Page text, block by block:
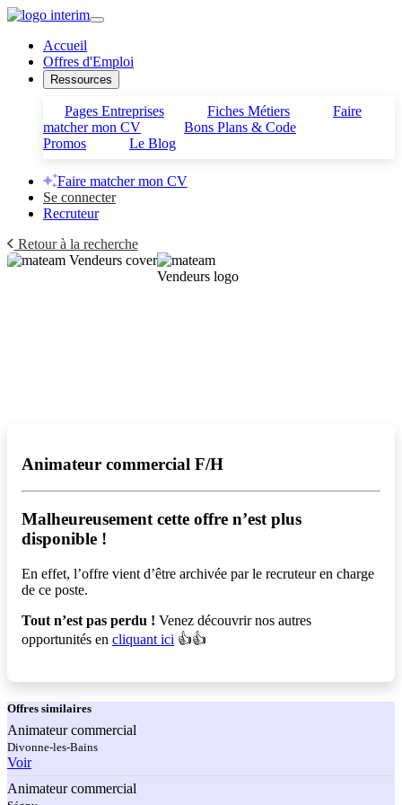
Accueil
Offres d'Emploi
Ressources
Pages Entreprises Fiches Métiers
Faire
matcher mon CV
Bons Plans & Code
Promos
Le Blog
Faire matcher mon CV
Se connecter
Recruteur
Retour à la recherche
Animateur commercial F/H
Malheureusement cette offre n’est plus
disponible !️
En effet, l’offre vient d’être archivée par le recruteur en charge
de ce poste.
Tout n’est pas perdu ! Venez découvrir nos autres
opportunités en cliquant ici 👍👍
Offres similaires
Animateur commercial
Divonne-les-Bains
Voir
Animateur commercial